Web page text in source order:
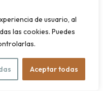
de usuario, al
las cookies. Puedes
Aceptar todas
al polvo
apareciera
de que los
hayan
en el plan de la
pueden